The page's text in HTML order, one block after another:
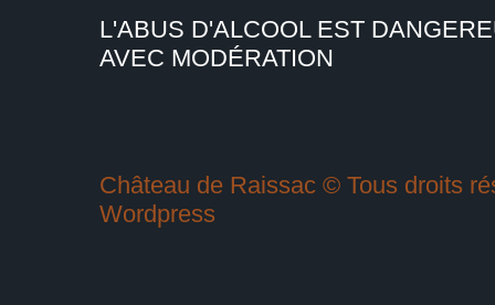
L'ABUS D'ALCOOL EST
AVEC MODÉRATION
Château de Raissac © Tous droits
Wordpress